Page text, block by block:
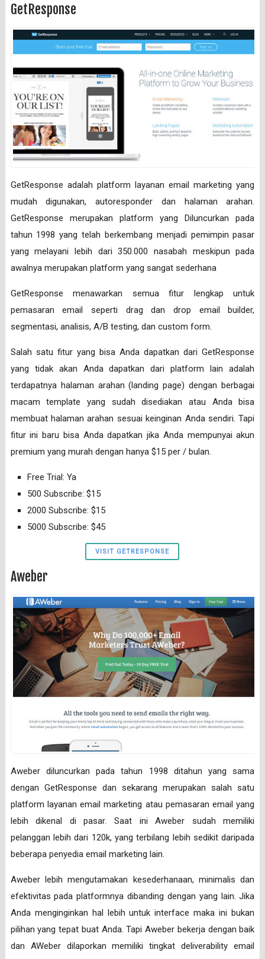
GetResponse
GetResponse adalah platform layanan email marketing yang
mudah digunakan, autoresponder dan halaman arahan.
GetResponse merupakan platform yang Diluncurkan pada
tahun 1998 yang telah berkembang menjadi pemimpin pasar
yang melayani lebih dari 350.000 nasabah meskipun pada
awalnya merupakan platform yang sangat sederhana
GetResponse menawarkan semua fitur lengkap untuk
pemasaran email seperti drag dan drop email builder,
segmentasi, analisis, A/B testing, dan custom form.
Salah satu fitur yang bisa Anda dapatkan dari GetResponse
yang tidak akan Anda dapatkan dari platform lain adalah
terdapatnya halaman arahan (landing page) dengan berbagai
macam template yang sudah disediakan atau Anda bisa
membuat halaman arahan sesuai keinginan Anda sendiri. Tapi
fitur ini baru bisa Anda dapatkan jika Anda mempunyai akun
premium yang murah dengan hanya $15 per / bulan.
Free Trial: Ya
500 Subscribe: $15
2000 Subscribe: $15
5000 Subscribe: $45
VISIT GETRESPONSE
Aweber
Aweber diluncurkan pada tahun 1998 ditahun yang sama
dengan GetResponse dan sekarang merupakan salah satu
platform layanan email marketing atau pemasaran email yang
lebih dikenal di pasar. Saat ini Aweber sudah memiliki
pelanggan lebih dari 120k, yang terbilang lebih sedikit daripada
beberapa penyedia email marketing lain.
Aweber lebih mengutamakan kesederhanaan, minimalis dan
efektivitas pada platformnya dibanding dengan yang lain. Jika
Anda menginginkan hal lebih untuk interface maka ini bukan
pilihan yang tepat buat Anda. Tapi Aweber bekerja dengan baik
dan AWeber dilaporkan memiliki tingkat deliverability email